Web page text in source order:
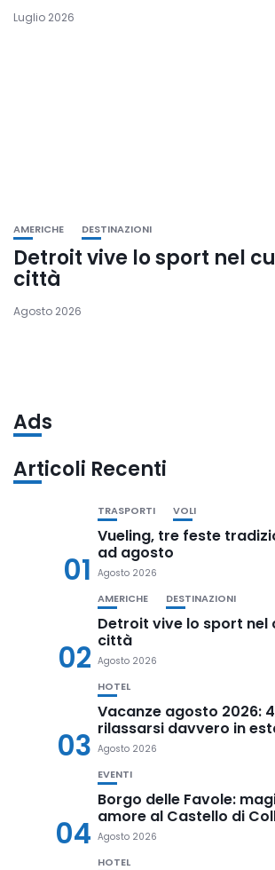
Luglio 2026
AMERICHE DESTINAZIONI
Detroit vive lo sport nel
città
Agosto 2026
Ads
Articoli Recenti
01
TRASPORTI VOLI
Vueling, tre feste
ad agosto
Agosto 2026
02
AMERICHE DESTINAZIONI
Detroit vive lo sport nel
città
Agosto 2026
03
HOTEL
Vacanze agosto 2026:
rilassarsi davvero in
Agosto 2026
04
EVENTI
Borgo delle Favole:
amore al Castello di
Agosto 2026
HOTEL